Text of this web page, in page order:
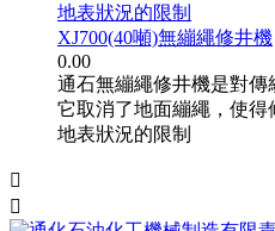
地表狀況的限制
XJ700(40噸)無繃繩修井機
0.00
通石無繃繩修井機是對傳
它取消了地面繃繩，使
地表狀況的限制

